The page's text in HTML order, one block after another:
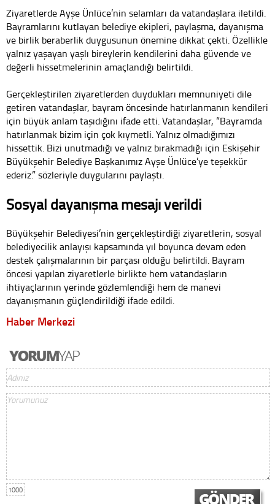
Ziyaretlerde Ayşe Ünlüce’nin selamları da vatandaşlara iletildi.
Bayramlarını kutlayan belediye ekipleri, paylaşma, dayanışma
ve birlik beraberlik duygusunun önemine dikkat çekti. Özellikle
yalnız yaşayan yaşlı bireylerin kendilerini daha güvende ve
değerli hissetmelerinin amaçlandığı belirtildi.
Gerçekleştirilen ziyaretlerden duydukları memnuniyeti dile
getiren vatandaşlar, bayram öncesinde hatırlanmanın kendileri
için büyük anlam taşıdığını ifade etti. Vatandaşlar, “Bayramda
hatırlanmak bizim için çok kıymetli. Yalnız olmadığımızı
hissettik. Bizi unutmadığı ve yalnız bırakmadığı için Eskişehir
Büyükşehir Belediye Başkanımız Ayşe Ünlüce’ye teşekkür
ederiz.” sözleriyle duygularını paylaştı.
Sosyal dayanışma mesajı verildi
Büyükşehir Belediyesi’nin gerçekleştirdiği ziyaretlerin, sosyal
belediyecilik anlayışı kapsamında yıl boyunca devam eden
destek çalışmalarının bir parçası olduğu belirtildi. Bayram
öncesi yapılan ziyaretlerle birlikte hem vatandaşların
ihtiyaçlarının yerinde gözlemlendiği hem de manevi
dayanışmanın güçlendirildiği ifade edildi.
Haber Merkezi
1000